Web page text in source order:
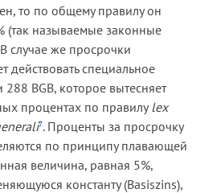
то по общему правилу он
(так называемые законные
случае же просрочки
действовать специальное
BGB, которое вытесняет
процентах по правилуlex
7. Проценты за просрочку
по принципу плавающей
величина, равная 5%,
константу (Basiszins),